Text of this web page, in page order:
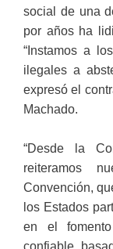
social de una
por años ha
“Instamos a
ilegales a
expresó el
Machado.
“Desde la
reiteramos
Convención,
los Estados
en el
confiable,